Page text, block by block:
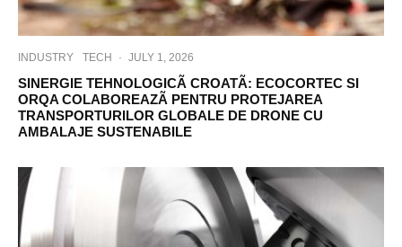
INDUSTRY TECH · JULY 1, 2026
SINERGIE TEHNOLOGICÃ CROATÃ: ECOCORTEC SI
ORQA COLABOREAZÃ PENTRU PROTEJAREA
TRANSPORTURILOR GLOBALE DE DRONE CU
AMBALAJE SUSTENABILE